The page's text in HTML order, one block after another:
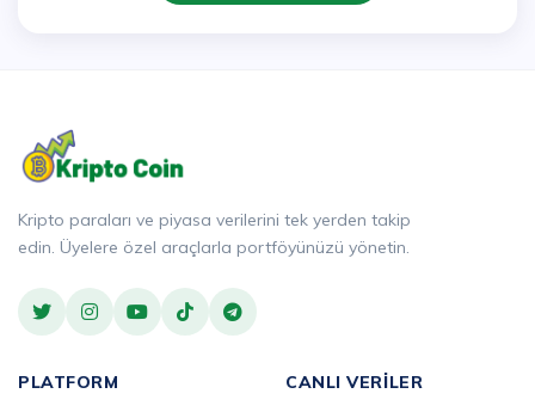
Kripto paraları ve piyasa verilerini tek yerden takip
edin. Üyelere özel araçlarla portföyünüzü yönetin.
PLATFORM CANLI VERILER